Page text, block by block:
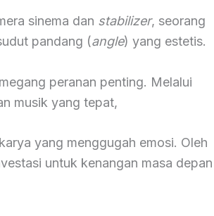
sinema dan stabilizer, seorang
pandang (angle) yang estetis.
peranan penting. Melalui
musik yang tepat,
yang menggugah emosi. Oleh
untuk kenangan masa depan